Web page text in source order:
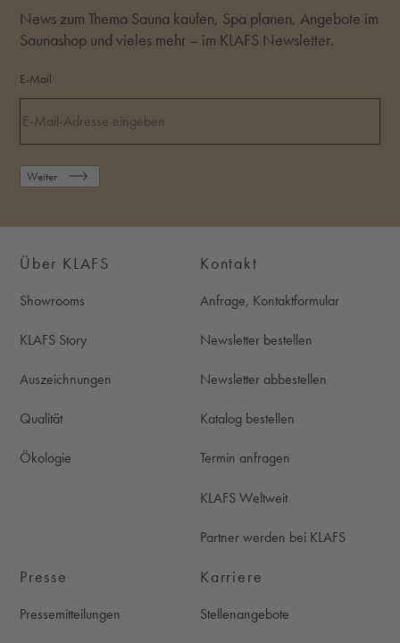
News zum Thema Sauna kaufen, Spa planen, Angebote im
Saunashop und vieles mehr – im KLAFS Newsletter.
E-Mail
Weiter
Über KLAFS
Showrooms
KLAFS Story
Auszeichnungen
Qualität
Ökologie
Kontakt
Anfrage, Kontaktformular
Newsletter bestellen
Newsletter abbestellen
Katalog bestellen
Termin anfragen
KLAFS Weltweit
Partner werden bei KLAFS
Presse
Pressemitteilungen
Karriere
Stellenangebote